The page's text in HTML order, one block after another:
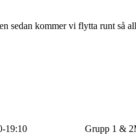
sedan kommer vi flytta runt så
18:00-19:10 Grupp 1 &